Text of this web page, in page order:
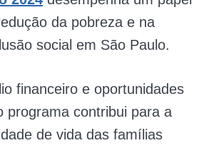
da pobreza e na
social em São Paulo.
financeiro e oportunidades
programa contribui para a
de vida das famílias